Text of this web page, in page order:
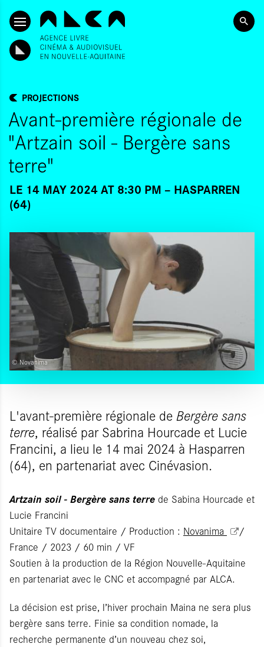
SKIP TO CONTENT
PROJECTIONS
Avant-première régionale de
"Artzain soil - Bergère sans
terre"
LE 14 MAY 2024 AT 8:30 PM
HASPARREN
(64)
© Novanima
L'avant-première régionale de Bergère sans
terre, réalisé par Sabrina Hourcade et Lucie
Francini, a lieu le 14 mai 2024 à Hasparren
(64), en partenariat avec Cinévasion.
Artzain soil - Bergère sans terre de Sabina Hourcade et
Lucie Francini
Unitaire TV documentaire / Production : Novanima
/
France / 2023 / 60 min / VF
Soutien à la production de la Région Nouvelle-Aquitaine
en partenariat avec le CNC et accompagné par ALCA.
La décision est prise, l’hiver prochain Maina ne sera plus
bergère sans terre. Finie sa condition nomade, la
recherche permanente d’un nouveau chez soi,